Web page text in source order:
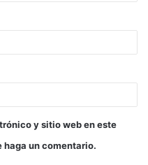
y sitio web en este
haga un comentario.